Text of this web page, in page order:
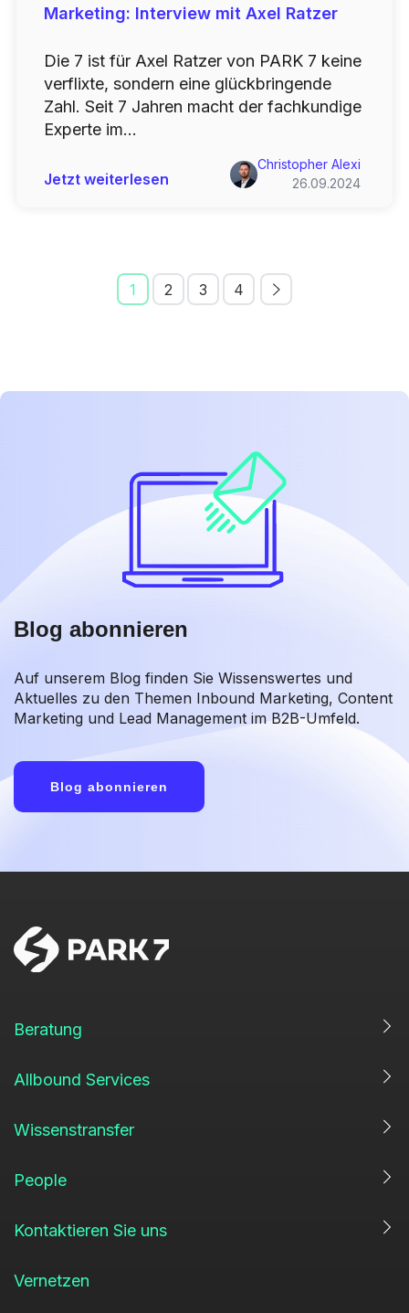
Marketing: Interview mit Axel Ratzer
Christopher Alexi
26.09.2024
Die 7 ist für Axel Ratzer von PARK 7 keine
verflixte, sondern eine glückbringende
Zahl. Seit 7 Jahren macht der fachkundige
Experte im...
Jetzt weiterlesen
1 2 3 4
Blog abonnieren
Auf unserem Blog finden Sie Wissenswertes und
Aktuelles zu den Themen Inbound Marketing, Content
Marketing und Lead Management im B2B-Umfeld.
Blog abonnieren
Beratung
Allbound Services
Wissenstransfer
People
Kontaktieren Sie uns
Vernetzen